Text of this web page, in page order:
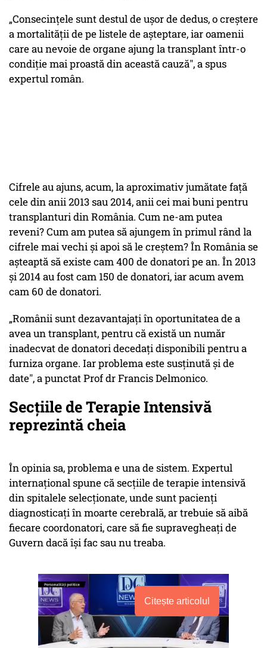
„Consecințele sunt destul de ușor de dedus, o creștere
a mortalității de pe listele de așteptare, iar oamenii
care au nevoie de organe ajung la transplant într-o
condiție mai proastă din această cauză", a spus
expertul român.
Cifrele au ajuns, acum, la aproximativ jumătate față
cele din anii 2013 sau 2014, anii cei mai buni pentru
transplanturi din România. Cum ne-am putea
reveni? Cum am putea să ajungem în primul rând la
cifrele mai vechi și apoi să le creștem? În România se
așteaptă să existe cam 400 de donatori pe an. În 2013
și 2014 au fost cam 150 de donatori, iar acum avem
cam 60 de donatori.
„Românii sunt dezavantajați în oportunitatea de a
avea un transplant, pentru că există un număr
inadecvat de donatori decedați disponibili pentru a
furniza organe. Iar problema este susținută și de
date", a punctat Prof dr Francis Delmonico.
Secțiile de Terapie Intensivă
reprezintă cheia
În opinia sa, problema e una de sistem. Expertul
internațional spune că secțiile de terapie intensivă
din spitalele selecționate, unde sunt pacienți
diagnosticați în moarte cerebrală, ar trebuie să aibă
fiecare coordonatori, care să fie supravegheați de
Guvern dacă își fac sau nu treaba.
Citește articolul